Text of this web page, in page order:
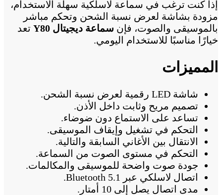
إذا كنت ترغب في سماعة لاسلكية سهلة الاستخدام،
مزودة بشاشة لعرض نسبة الشحن وتحكم مباشر
بالموسيقى والصوت، فإن سماعة ديجيتال Y80
تعد
خيارًا مناسبًا للاستخدام اليومي.
المميزات
شاشة LED رقمية لعرض نسبة الشحن.
تصميم مريح وثابت داخل الأذن.
تساعد على الاستماع دون ضوضاء.
التحكم في تشغيل وإيقاف الموسيقى.
الانتقال بين الأغاني السابقة والتالية.
التحكم في مستوى الصوت من السماعة.
جودة صوت واضحة للموسيقى والمكالمات.
اتصال لاسلكي عبر Bluetooth 5.1.
مدى اتصال يصل إلى 10 أمتار.